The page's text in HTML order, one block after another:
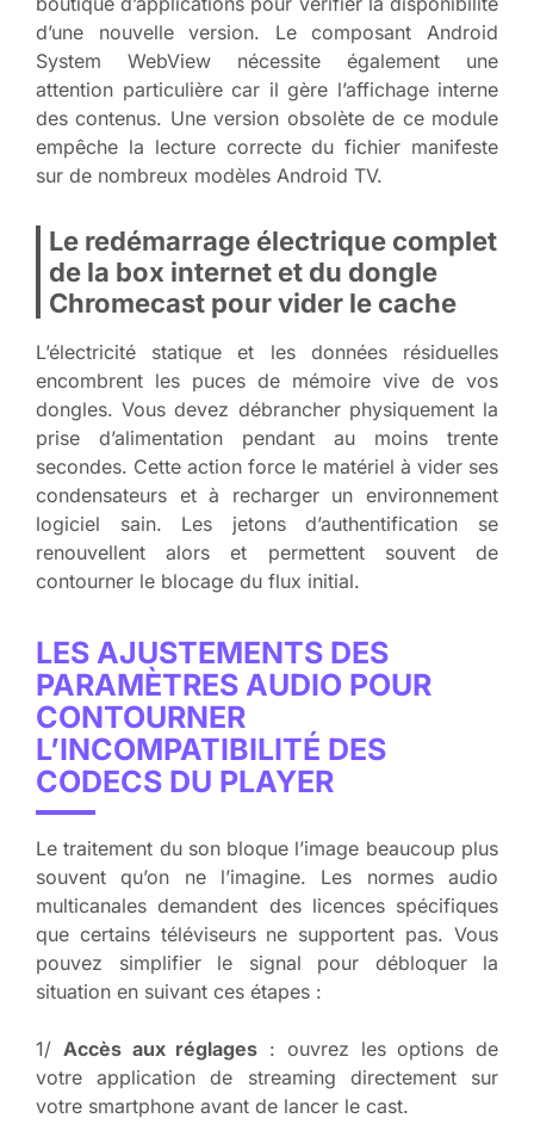
d’une nouvelle version. Le composant Android
System WebView nécessite également une
attention particulière car il gère l’affichage interne
des contenus. Une version obsolète de ce module
empêche la lecture correcte du fichier manifeste
sur de nombreux modèles Android TV.
Le redémarrage électrique complet
de la box internet et du dongle
Chromecast pour vider le cache
L’électricité statique et les données résiduelles
encombrent les puces de mémoire vive de vos
dongles. Vous devez débrancher physiquement la
prise d’alimentation pendant au moins trente
secondes. Cette action force le matériel à vider ses
condensateurs et à recharger un environnement
logiciel sain. Les jetons d’authentification se
renouvellent alors et permettent souvent de
contourner le blocage du flux initial.
LES AJUSTEMENTS DES
PARAMÈTRES AUDIO POUR
CONTOURNER
L’INCOMPATIBILITÉ DES
CODECS DU PLAYER
Le traitement du son bloque l’image beaucoup plus
souvent qu’on ne l’imagine. Les normes audio
multicanales demandent des licences spécifiques
que certains téléviseurs ne supportent pas. Vous
pouvez simplifier le signal pour débloquer la
situation en suivant ces étapes :
1/ Accès aux réglages : ouvrez les options de
votre application de streaming directement sur
votre smartphone avant de lancer le cast.